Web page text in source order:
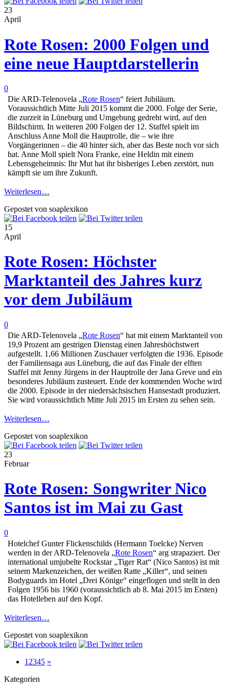
23
April
Rote Rosen: 2000 Folgen und
eine neue Hauptdarstellerin
0
Die ARD-Telenovela „Rote Rosen“ feiert Jubiläum.
Voraussichtlich Mitte Juli 2015 kommt die 2000. Folge der Serie,
die zurzeit in Lüneburg und Umgebung gedreht wird, auf den
Bildschirm. In weiteren 200 Folgen der 12. Staffel spielt im
Anschluss Anne Moll die Hauptrolle, die – wie ihre
Vorgängerinnen – die 40 hinter sich, aber das Beste noch vor sich
hat. Anne Moll spielt Nora Franke, eine Heldin mit einem
Lebensgeheimnis: Ihr Mut hat ihr bisheriges Leben zerstört, nun
kämpft sie um ihre Zukunft.
Weiterlesen…
Gepostet von soaplexikon
15
April
Rote Rosen: Höchster
Marktanteil des Jahres kurz
vor dem Jubiläum
0
Die ARD-Telenovela „Rote Rosen“ hat mit einem Marktanteil von
19,9 Prozent am gestrigen Dienstag einen Jahreshöchstwert
aufgestellt. 1,66 Millionen Zuschauer verfolgten die 1936. Episode
der Familiensaga aus Lüneburg, die auf das Finale der elften
Staffel mit Jenny Jürgens in der Hauptrolle der Jana Greve und ein
besonderes Jubiläum zusteuert. Ende der kommenden Woche wird
die 2000. Episode in der niedersächsischen Hansestadt produziert.
Sie wird voraussichtlich Mitte Juli 2015 im Ersten zu sehen sein.
Weiterlesen…
Gepostet von soaplexikon
23
Februar
Rote Rosen: Songwriter Nico
Santos ist im Mai zu Gast
0
Hotelchef Gunter Flickenschilds (Hermann Toelcke) Nerven
werden in der ARD-Telenovela „Rote Rosen“ arg strapaziert. Der
international umjubelte Rockstar „Tiger Rat“ (Nico Santos) ist mit
seinem Markenzeichen, der weißen Ratte „Killer“, und seinen
Bodyguards im Hotel „Drei Könige“ eingeflogen und stellt in den
Folgen 1956 bis 1960 (voraussichtlich ab 8. Mai 2015 im Ersten)
das Hotelleben auf den Kopf.
Weiterlesen…
Gepostet von soaplexikon
1 2345 »
Kategorien